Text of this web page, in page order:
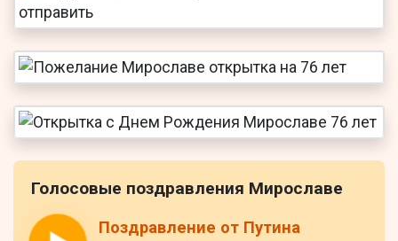
Голосовые поздравления Мирославе
Поздравление от Путина